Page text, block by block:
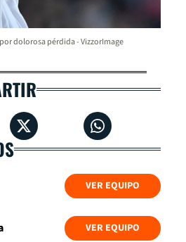
dolorosa pérdida - VizzorImage
VER EQUIPO
VER EQUIPO